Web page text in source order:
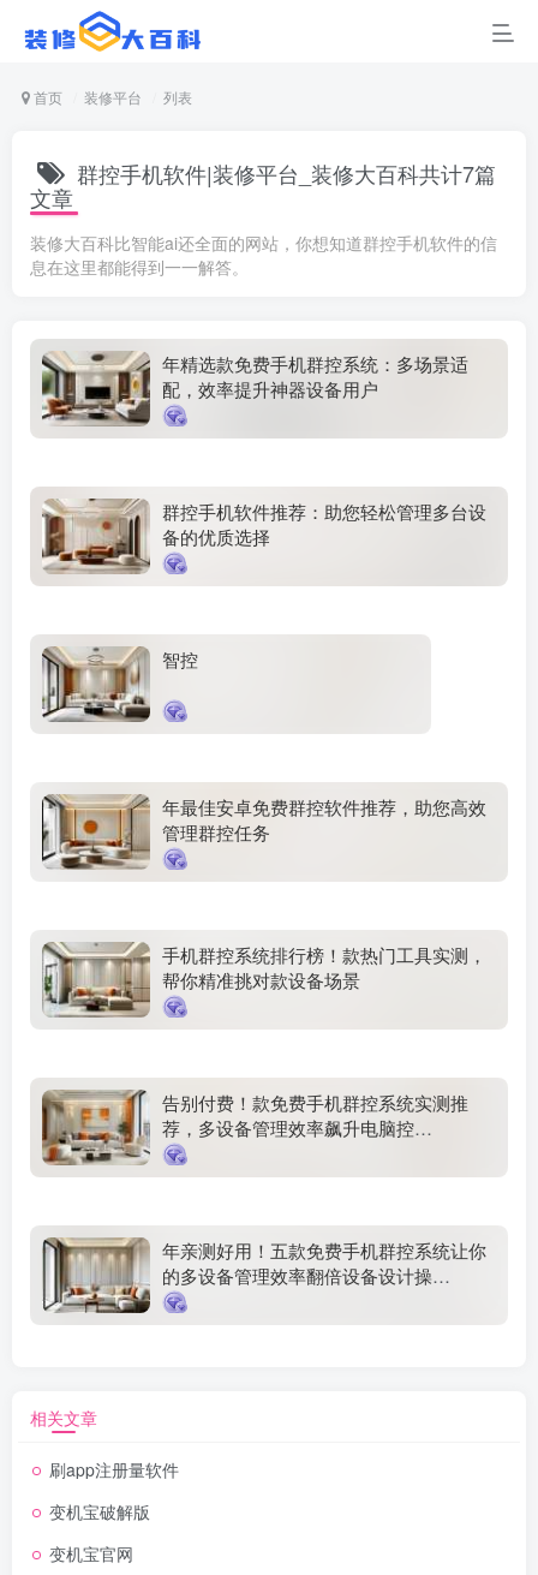
首页 装修平台 列表
群控手机软件|装修平台_装修大百科共计7篇
文章
装修大百科比智能ai还全面的网站，你想知道群控手机软件的信
息在这里都能得到一一解答。
年精选款免费手机群控系统：多场景适
配，效率提升神器设备用户
群控手机软件推荐：助您轻松管理多台设
备的优质选择
智控
年最佳安卓免费群控软件推荐，助您高效
管理群控任务
手机群控系统排行榜！款热门工具实测，
帮你精准挑对款设备场景
告别付费！款免费手机群控系统实测推
荐，多设备管理效率飙升电脑控
制
年亲测好用！五款免费手机群控系统让你
的多设备管理效率翻倍设备设计操
作
相关文章
刷app注册量软件
变机宝破解版
变机宝官网